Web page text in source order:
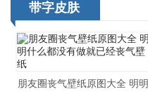
带字皮肤
朋友圈丧气壁纸原图大全 明明